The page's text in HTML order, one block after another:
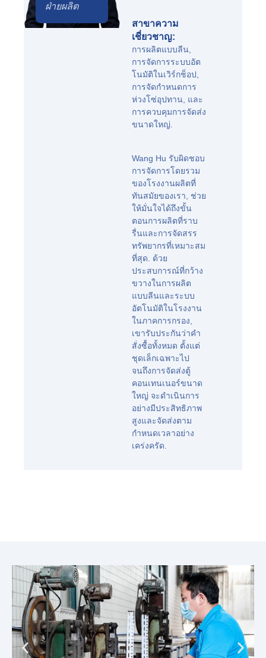
ฝ่ายผลิต
สาขาความ
เชี่ยวชาญ:
การผลิตแบบลีน,
การจัดการระบบอัต
โนมัติในเวิร์กช็อป,
การจัดกำหนดการ
ห่วงโซ่อุปทาน, และ
การควบคุมการจัดส่ง
ขนาดใหญ่.
Wang Hu รับผิดชอบ
การจัดการโดยรวม
ของโรงงานผลิตที่
ทันสมัยของเรา, ช่วย
ให้มั่นใจได้ถึงขั้น
ตอนการผลิตที่ราบ
รื่นและการจัดสรร
ทรัพยากรที่เหมาะสม
ที่สุด. ด้วย
ประสบการณ์ที่กว้าง
ขวางในการผลิต
แบบลีนและระบบ
อัตโนมัติในโรงงาน
ในภาคการกรอง,
เขารับประกันว่าคำ
สั่งซื้อทั้งหมด ตั้งแต่
ชุดเล็กเฉพาะไป
จนถึงการจัดส่งตู้
คอนเทนเนอร์ขนาด
ใหญ่ จะดำเนินการ
อย่างมีประสิทธิภาพ
สูงและจัดส่งตาม
กำหนดเวลาอย่าง
เคร่งครัด.